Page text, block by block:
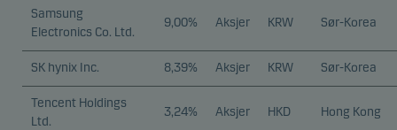
Samsung
Electronics Co. Ltd.
9,00% Aksjer KRW Sør-Korea
SK hynix Inc. 8,39% Aksjer KRW Sør-Korea
Tencent Holdings
Ltd.
3,24% Aksjer HKD Hong Kong